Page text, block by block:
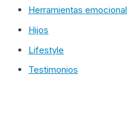
Herramientas
Hijos
Lifestyle
Testimonios